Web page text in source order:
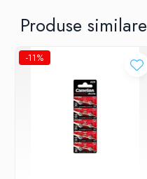
Produse similare
-11%